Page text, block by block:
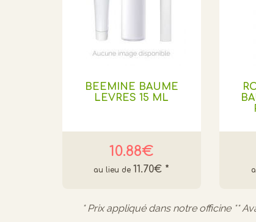
BEEMINE BAUME
LEVRES 15 ML
10.88€
11.70€ *
* Prix appliqué dans notre officine **